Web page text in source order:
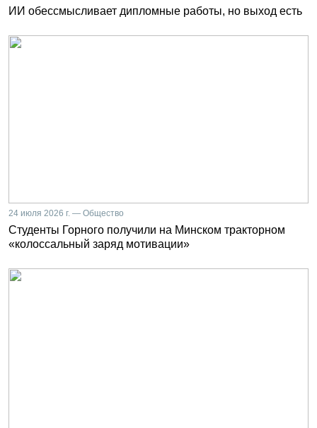
ИИ обессмысливает дипломные работы, но выход есть
24 июля 2026 г. — Общество
Студенты Горного получили на Минском тракторном
«колоссальный заряд мотивации»